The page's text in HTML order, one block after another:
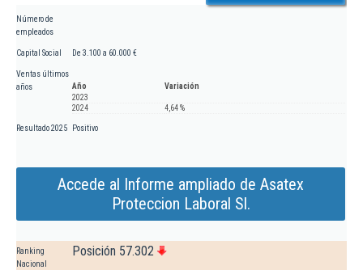
Número de
empleados
Capital Social De 3.100 a 60.000 €
Ventas últimos
años
Año
Variación
2023
2024
4,64 %
Resultado 2025 Positivo
Accede al Informe ampliado de Asatex
Proteccion Laboral Sl.
Ranking
Nacional
Posición 57.302